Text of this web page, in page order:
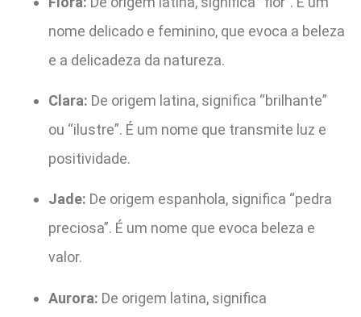
nome delicado e feminino, que evoca a beleza
e a delicadeza da natureza.
Clara: De origem latina, significa “brilhante”
ou “ilustre”. É um nome que transmite luz e
positividade.
Jade: De origem espanhola, significa “pedra
preciosa”. É um nome que evoca beleza e
valor.
Aurora: De origem latina, significa